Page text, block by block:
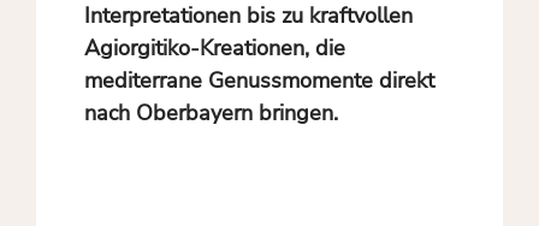
Interpretationen bis zu kraftvollen
Agiorgitiko-Kreationen, die
mediterrane Genussmomente direkt
nach Oberbayern bringen.